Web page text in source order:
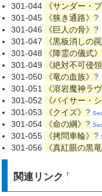
301-044
《サンダー・
301-045
《狭き通路》 ?
301-046
《巨人の骨》 ?
301-047
《黒板消しの罠
301-048 《降霊の儀式》
301-049
《絶対不可侵領
301-050
《竜の血族》 ?
301-051
《溶岩魔神ラ
301-052 《バイサー・
301-053 《クイズ》 ?
301-054 《命の綱》 ?
301-055 《拷問車輪》 ?
301-056 《真紅眼の黒竜
関連リンク†